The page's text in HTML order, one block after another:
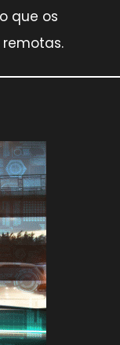
que os